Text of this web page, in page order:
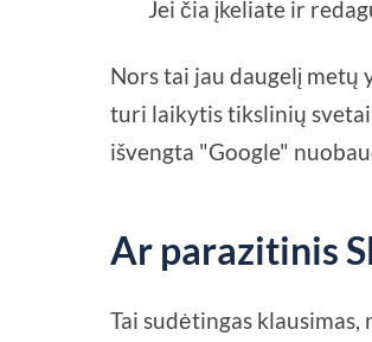
Jei čia įkeliate ir
Nors tai jau daugelį metų
turi laikytis tikslinių
išvengta "Google"
Ar parazitinis
Tai sudėtingas